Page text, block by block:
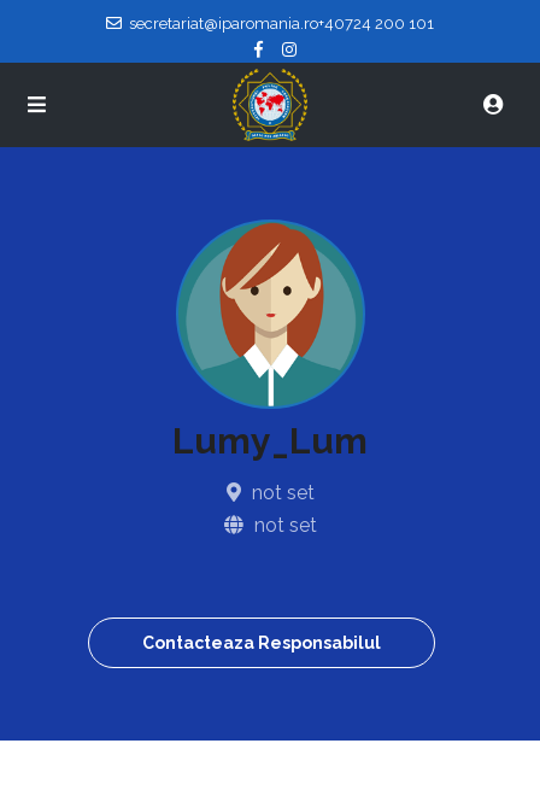
secretariat@iparomania.ro+40724 200 101
Lumy_Lum
not set
not set
Contacteaza Responsabilul